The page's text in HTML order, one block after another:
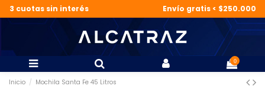
3 cuotas sin interés Envío gratis < $250.000
0
Inicio Mochila Santa Fe 45 Litros